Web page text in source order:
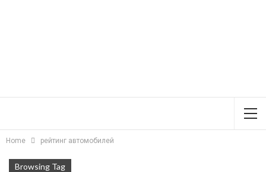
Home рейтинг автомобилей
Browsing Tag